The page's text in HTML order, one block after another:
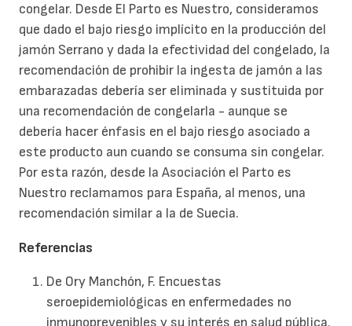
congelar. Desde El Parto es Nuestro, consideramos
que dado el bajo riesgo implícito en la producción del
jamón Serrano y dada la efectividad del congelado, la
recomendación de prohibir la ingesta de jamón a las
embarazadas debería ser eliminada y sustituida por
una recomendación de congelarla - aunque se
debería hacer énfasis en el bajo riesgo asociado a
este producto aun cuando se consuma sin congelar.
Por esta razón, desde la Asociación el Parto es
Nuestro reclamamos para España, al menos, una
recomendación similar a la de Suecia.
Referencias
De Ory Manchón, F. Encuestas
seroepidemiológicas en enfermedades no